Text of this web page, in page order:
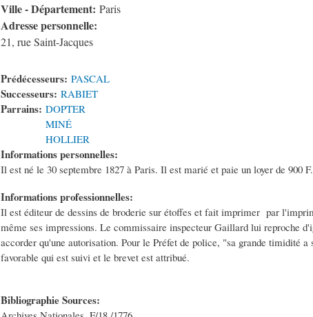
Ville - Département: Paris
Adresse personnelle:
21, rue Saint-Jacques
Prédécesseurs: PASCAL
Successeurs: RABIET
Parrains: DOPTER
MINÉ
HOLLIER
Informations personnelles:
Il est né le 30 septembre 1827 à Paris. Il est marié et paie un loyer de 900 F.
Informations professionnelles:
Il est éditeur de dessins de broderie sur étoffes et fait imprimer par
même ses impressions. Le commissaire inspecteur Gaillard lui reproche
accorder qu'une autorisation. Pour le Préfet de police, "sa grande timidité
favorable qui est suivi et le brevet est attribué.
Bibliographie Sources: